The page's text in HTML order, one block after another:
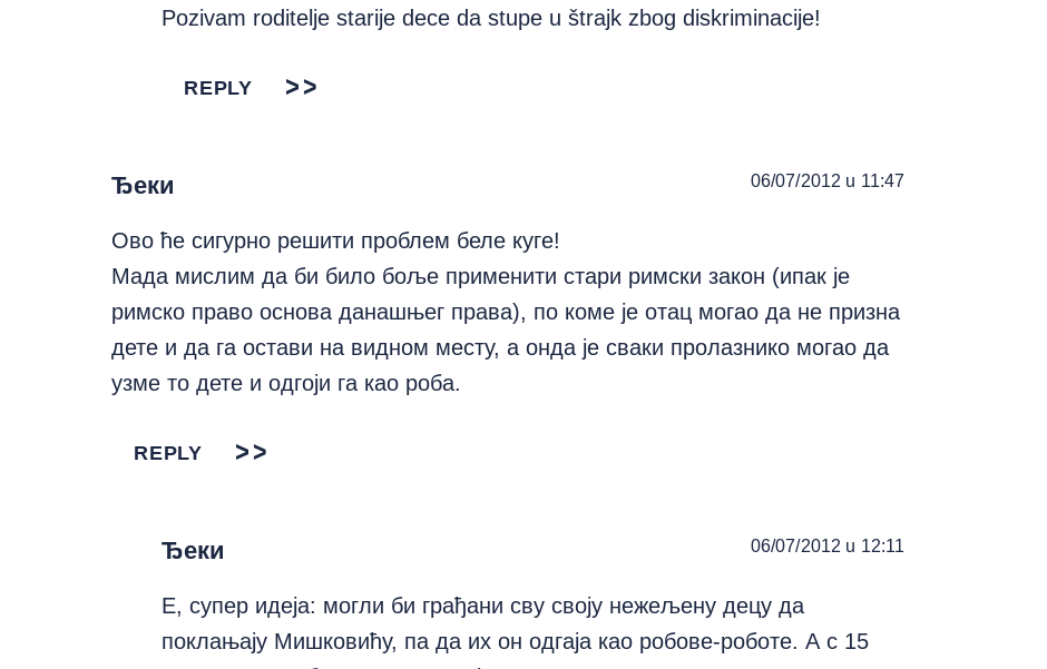
Pozivam roditelje starije dece da stupe u štrajk zbog diskriminacije!
REPLY
Ђеки 06/07/2012 u 11:47
Ово ће сигурно решити проблем беле куге!
Мада мислим да би било боље применити стари римски закон (ипак је
римско право основа данашњег права), по коме је отац могао да не призна
дете и да га остави на видном месту, а онда је сваки пролазнико могао да
узме то дете и одгоји га као роба.
REPLY
Ђеки 06/07/2012 u 12:11
Е, супер идеја: могли би грађани сву своју нежељену децу да
поклањају Мишковићу, па да их он одгаја као робове-роботе. А с 15